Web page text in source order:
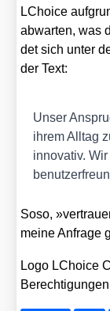
LChoice
abwar­ten, was
det sich unter
der Text:
Unser
ihrem All­tag
inno­va­tiv.
Soso,
mei­ne Anfra­ge
Logo LChoice